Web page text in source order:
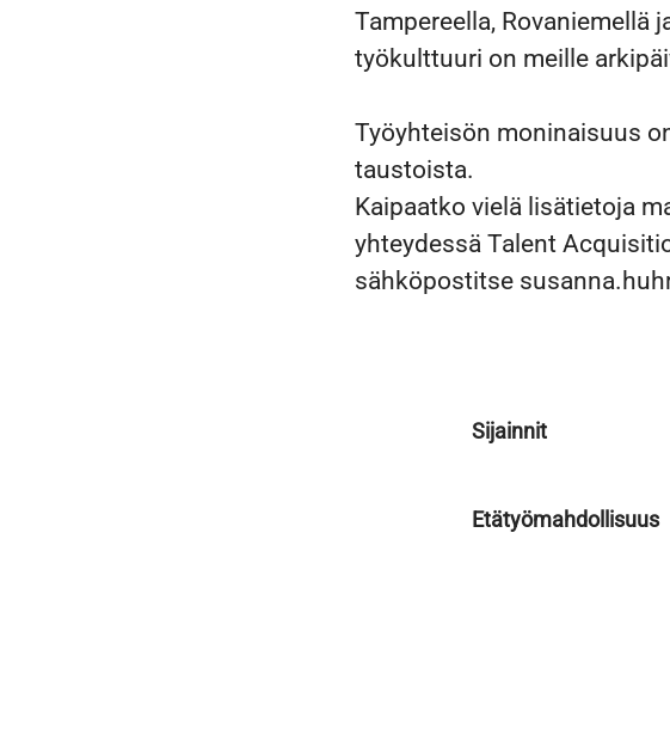
Tampereella, Rovaniemellä
työkulttuuri on meille
Työyhteisön moninaisuus
taustoista.
Kaipaatko vielä lisätietoja
yhteydessä Talent
sähköpostitse
Sijainnit
Etätyömahdollisuus